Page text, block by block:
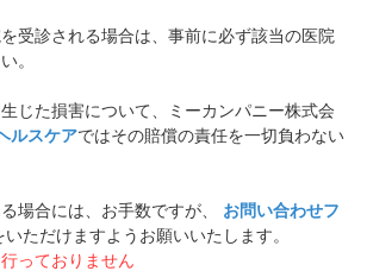
受診される場合は、事前に必ず該当の医院
。
じた損害について、ミーカンパニー株式会
ルスケアではその賠償の責任を一切負わない
場合には、お手数ですが、 お問い合わせフ
ただけますようお願いいたします。
っておりません